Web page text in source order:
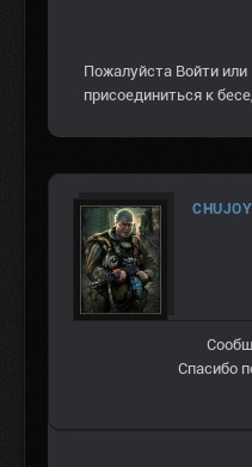
Пожалуйста Войти или
присоединиться к
CHUJOY
Спасибо